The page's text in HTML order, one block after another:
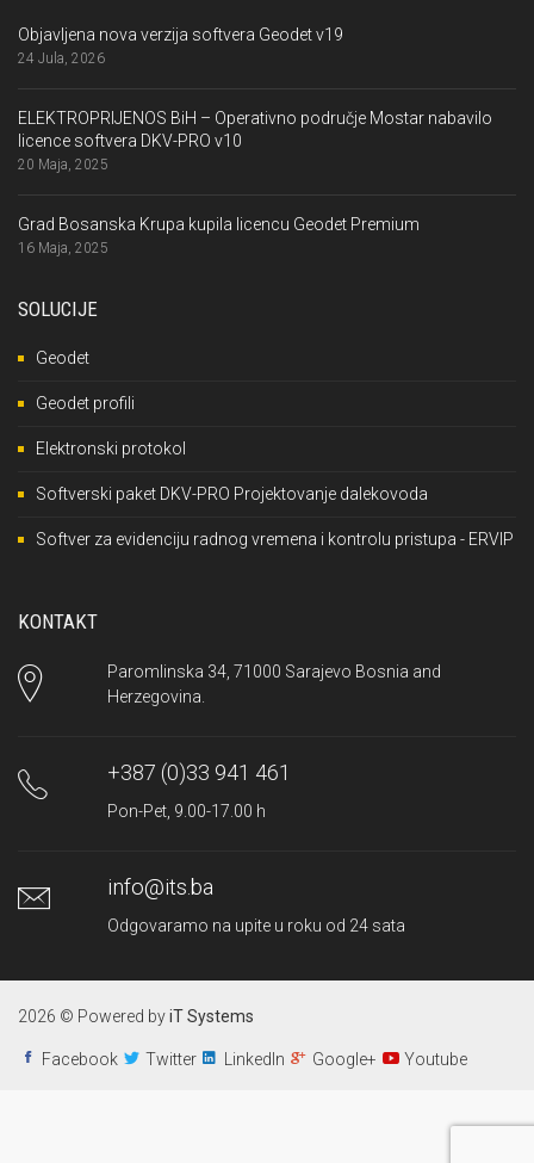
Objavljena nova verzija softvera Geodet v19
24 Jula, 2026
ELEKTROPRIJENOS BiH – Operativno područje Mostar nabavilo
licence softvera DKV-PRO v10
20 Maja, 2025
Grad Bosanska Krupa kupila licencu Geodet Premium
16 Maja, 2025
SOLUCIJE
Geodet
Geodet profili
Elektronski protokol
Softverski paket DKV-PRO Projektovanje dalekovoda
Softver za evidenciju radnog vremena i kontrolu pristupa - ERVIP
KONTAKT
Paromlinska 34, 71000 Sarajevo Bosnia and
Herzegovina.
+387 (0)33 941 461
Pon-Pet, 9.00-17.00 h
info@its.ba
Odgovaramo na upite u roku od 24 sata
2026 © Powered byiT Systems
Facebook Twitter LinkedIn Google+ Youtube